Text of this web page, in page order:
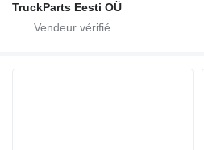
TruckParts Eesti OÜ